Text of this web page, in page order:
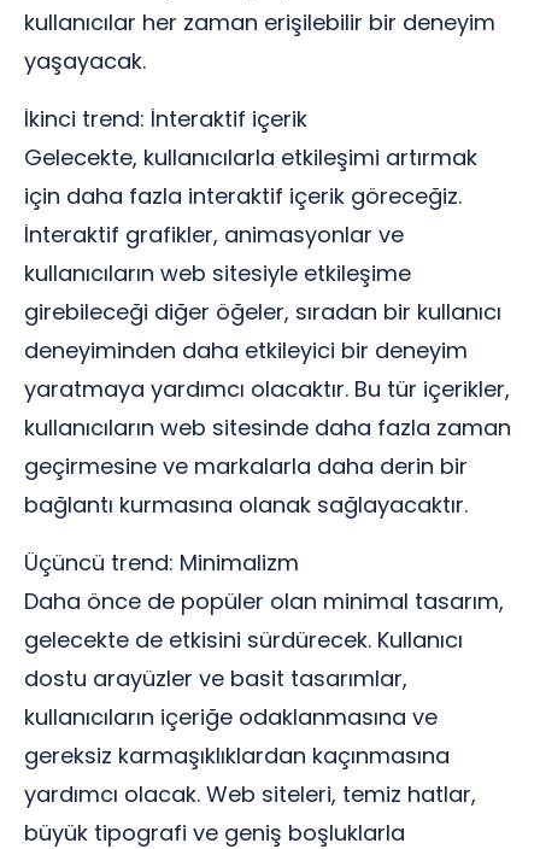
kullanıcılar her zaman erişilebilir bir deneyim
yaşayacak.
İkinci trend: İnteraktif içerik
Gelecekte, kullanıcılarla etkileşimi artırmak
için daha fazla interaktif içerik göreceğiz.
İnteraktif grafikler, animasyonlar ve
kullanıcıların web sitesiyle etkileşime
girebileceği diğer öğeler, sıradan bir kullanıcı
deneyiminden daha etkileyici bir deneyim
yaratmaya yardımcı olacaktır. Bu tür içerikler,
kullanıcıların web sitesinde daha fazla zaman
geçirmesine ve markalarla daha derin bir
bağlantı kurmasına olanak sağlayacaktır.
Üçüncü trend: Minimalizm
Daha önce de popüler olan minimal tasarım,
gelecekte de etkisini sürdürecek. Kullanıcı
dostu arayüzler ve basit tasarımlar,
kullanıcıların içeriğe odaklanmasına ve
gereksiz karmaşıklıklardan kaçınmasına
yardımcı olacak. Web siteleri, temiz hatlar,
büyük tipografi ve geniş boşluklarla